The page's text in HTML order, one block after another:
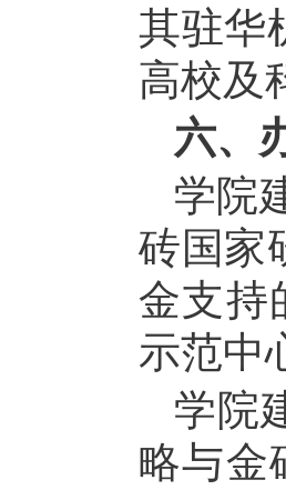
其驻华
高校及
六、
学院
砖国家
金支持
示范中
学院
略与金